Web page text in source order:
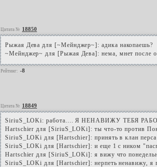
Цитата № 18850
Рыжая Дева для [~Мейнджер~]: адика накопаешь?
~Мейнджер~ для [Рыжая Дева]: нема, мнет после
Рейтинг: -8
Цитата № 18849
SiriuS_LOKi: работа.... Я НЕНАВИЖУ ТЕБЯ
Hartschier для [SiriuS_LOKi]: ты что-то против
SiriuS_LOKi для [Hartschier]: принять в клан
SiriuS_LOKi для [Hartschier]: и еще 1 с ником
Hartschier для [SiriuS_LOKi]: я вижу что
SiriuS_LOKi для [Hartschier]: нерпеть ненавижу, я